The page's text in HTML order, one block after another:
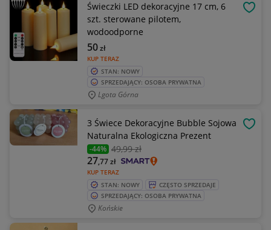
Świeczki LED dekoracyjne 17 cm, 6
szt. sterowane pilotem,
wodoodporne
KUP TERAZ
50zł
STAN: NOWY
SPRZEDAJĄCY: OSOBA PRYWATNA
Lgota Górna
3 Świece Dekoracyjne Bubble Sojowa
Naturalna Ekologiczna Prezent
-44% 49,99 zł
KUP TERAZ
27,77zł
STAN: NOWY
CZĘSTO SPRZEDAJE
SPRZEDAJĄCY: OSOBA PRYWATNA
Końskie